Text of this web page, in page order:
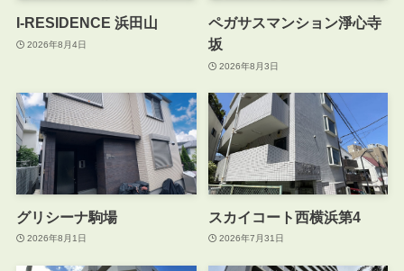
I-RESIDENCE 浜田山
2026年8月4日
ペガサスマンション淨心寺
坂
2026年8月3日
グリシーナ駒場
2026年8月1日
スカイコート西横浜第4
2026年7月31日